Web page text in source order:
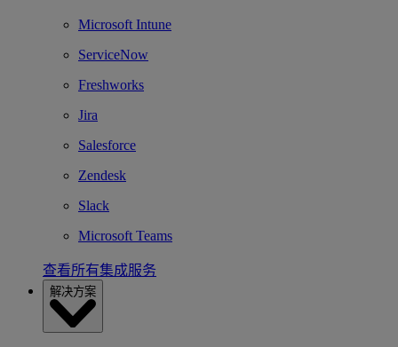
Microsoft Intune
ServiceNow
Freshworks
Jira
Salesforce
Zendesk
Slack
Microsoft Teams
查看所有集成服务
解决方案